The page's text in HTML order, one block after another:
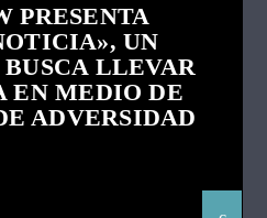
PRESENTA
UN
LLEVAR
EN MEDIO DE
ADVERSIDAD